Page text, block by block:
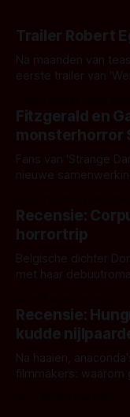
Trailer Robert
Na maanden van
eerste trailer van
kille stijl vol folklore
het het al raden?)...
Fitzgerald en
monsterhorror
Fans van 'Strange
nieuwe
'Skeletons', een
opnames zijn gestart
Recensie:
horrortrip
Belgische dichter
met haar
achtergrond, belooft
iets ongrijpbaars. En
waar.
Recensie:
kudde
Na haaien,
filmmakers: waarom